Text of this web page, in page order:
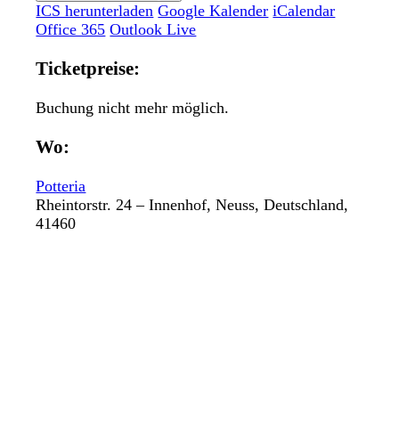
ICS herunterladen Google Kalender iCalendar
Office 365 Outlook Live
Ticketpreise:
Buchung nicht mehr möglich.
Wo:
Potteria
Rheintorstr. 24 – Innenhof, Neuss, Deutschland,
41460